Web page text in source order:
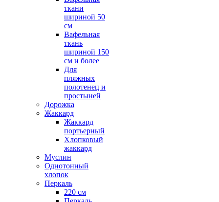
ткани
шириной 50
см
Вафельная
ткань
шириной 150
см и более
Для
пляжных
полотенец и
простыней
Дорожка
Жаккард
Жаккард
портьерный
Хлопковый
жаккард
Муслин
Однотонный
хлопок
Перкаль
220 см